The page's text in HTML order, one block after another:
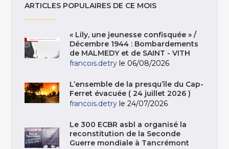
ARTICLES POPULAIRES DE CE MOIS
« Lily, une jeunesse confisquée » /
Décembre 1944 : Bombardements
de MALMEDY et de SAINT - VITH
francois.detry le 06/08/2026
L’ensemble de la presqu’île du Cap-
Ferret évacuée ( 24 juillet 2026 )
francois.detry le 24/07/2026
Le 300 ECBR asbl a organisé la
reconstitution de la Seconde
Guerre mondiale à Tancrémont